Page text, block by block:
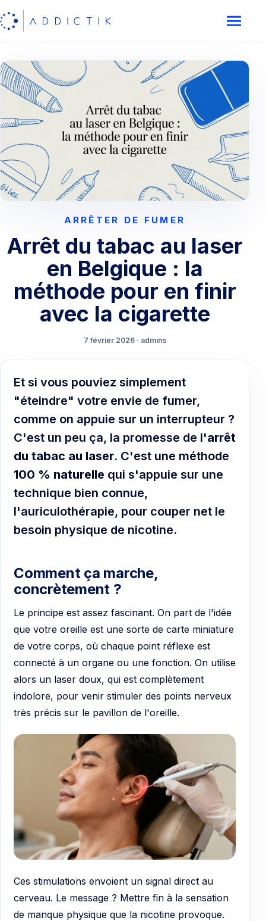
ARRÊTER DE FUMER
Arrêt du tabac au laser
en Belgique : la
méthode pour en finir
avec la cigarette
7 février 2026 · admins
Et si vous pouviez simplement
"éteindre" votre envie de fumer,
comme on appuie sur un interrupteur ?
C'est un peu ça, la promesse de l'arrêt
du tabac au laser. C'est une méthode
100 % naturelle qui s'appuie sur une
technique bien connue,
l'auriculothérapie, pour couper net le
besoin physique de nicotine.
Comment ça marche,
concrètement ?
Le principe est assez fascinant. On part de l'idée
que votre oreille est une sorte de carte miniature
de votre corps, où chaque point réflexe est
connecté à un organe ou une fonction. On utilise
alors un laser doux, qui est complètement
indolore, pour venir stimuler des points nerveux
très précis sur le pavillon de l'oreille.
Ces stimulations envoient un signal direct au
cerveau. Le message ? Mettre fin à la sensation
de manque physique que la nicotine provoque.